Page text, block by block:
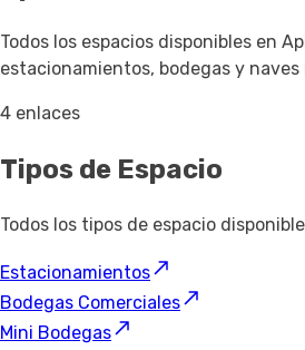
Todos los espacios disponibles en
estacionamientos, bodegas y
4 enlaces
Tipos de Espacio
Todos los tipos de espacio
Estacionamientos
Bodegas Comerciales
Mini Bodegas